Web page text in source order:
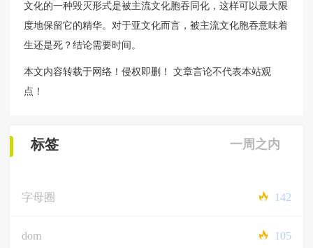
文化的一种毁灭形式是被主流文化胞吞同化，这样可以最大限
度地保留它的精华。对于亚文化而言，被主流文化胞吞意味着
生还是死？结论需要时间。
本文内容转载于网络！侵权即删！ 文章言论不代表本站观
点！
标签 一周之内
字母圈 142
dom 105